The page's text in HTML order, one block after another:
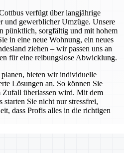
verfügt über langjährige
und gewerblicher Umzüge. Unsere
pünktlich, sorgfältig und mit hohem
in eine neue Wohnung, ein neues
ziehen – wir passen uns an
für eine reibungslose Abwicklung.
bieten wir individuelle
Lösungen an. So können Sie
Zufall überlassen wird. Mit dem
Sie nicht nur stressfrei,
dass Profis alles in die richtigen